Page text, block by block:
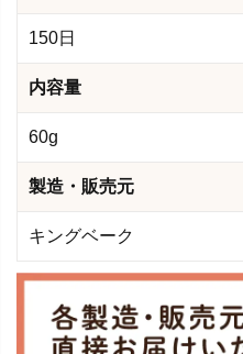
150日
内容量
60g
製造・販売元
キングベーク